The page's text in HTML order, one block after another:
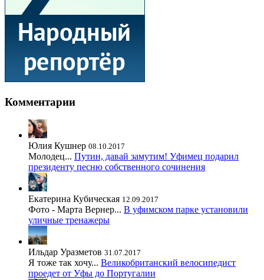
Комментарии
Юлия Кушнер 08.10.2017
Молодец... Путин, давай замутим! Уфимец подарил
президенту песню собственного сочинения
Екатерина Кубическая 12.09.2017
Фото - Марта Вернер... В уфимском парке установили
уличные тренажеры
Ильдар Уразметов 31.07.2017
Я тоже так хочу... Великобританский велосипедист
проедет от Уфы до Португалии